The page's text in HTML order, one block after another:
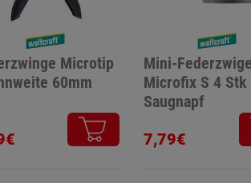
Microtip
60mm
Mini-
Microfix S 4 Stk
Saugnapf
7,79€